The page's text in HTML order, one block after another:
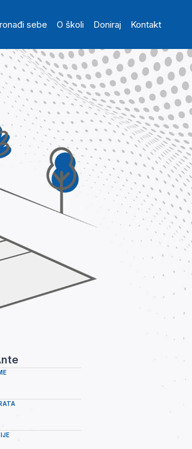
sebe O školi Doniraj Kontakt